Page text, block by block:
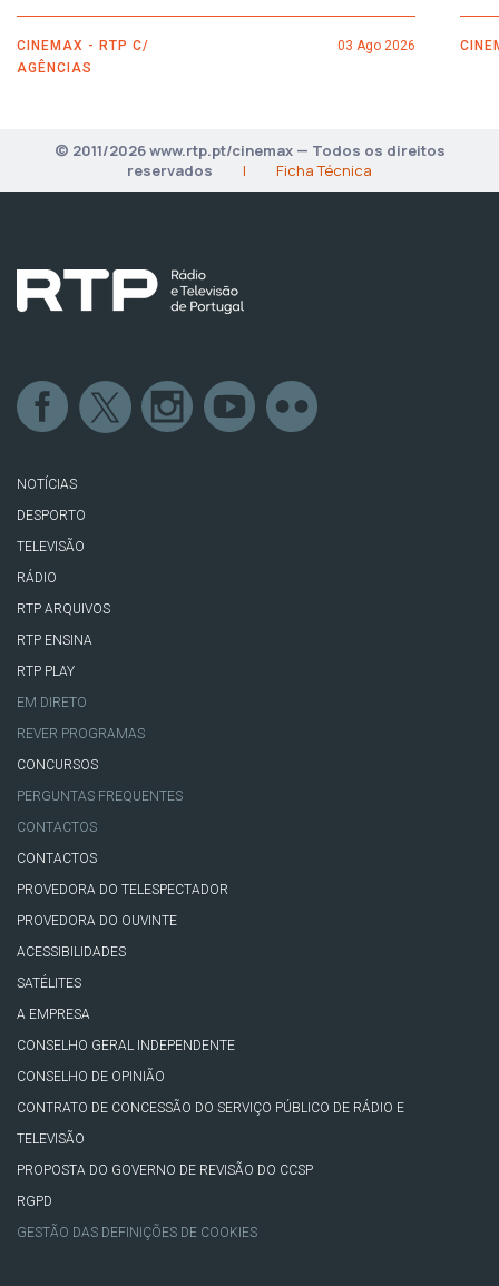
CINEMAX - RTP C/
AGÊNCIAS
03 Ago 2026
© 2011/2026 www.rtp.pt/cinemax — Todos os direitos
reservados
| Ficha Técnica
NOTÍCIAS
DESPORTO
TELEVISÃO
RÁDIO
RTP ARQUIVOS
RTP ENSINA
RTP PLAY
EM DIRETO
REVER PROGRAMAS
CONCURSOS
PERGUNTAS FREQUENTES
CONTACTOS
CONTACTOS
PROVEDORA DO TELESPECTADOR
PROVEDORA DO OUVINTE
ACESSIBILIDADES
SATÉLITES
A EMPRESA
CONSELHO GERAL INDEPENDENTE
CONSELHO DE OPINIÃO
CONTRATO DE CONCESSÃO DO SERVIÇO PÚBLICO DE RÁDIO E
TELEVISÃO
PROPOSTA DO GOVERNO DE REVISÃO DO CCSP
RGPD
GESTÃO DAS DEFINIÇÕES DE COOKIES